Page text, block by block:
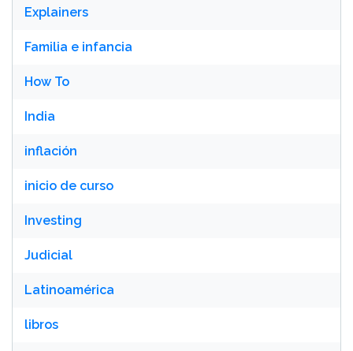
Explainers
Familia e infancia
How To
India
inflación
inicio de curso
Investing
Judicial
Latinoamérica
libros